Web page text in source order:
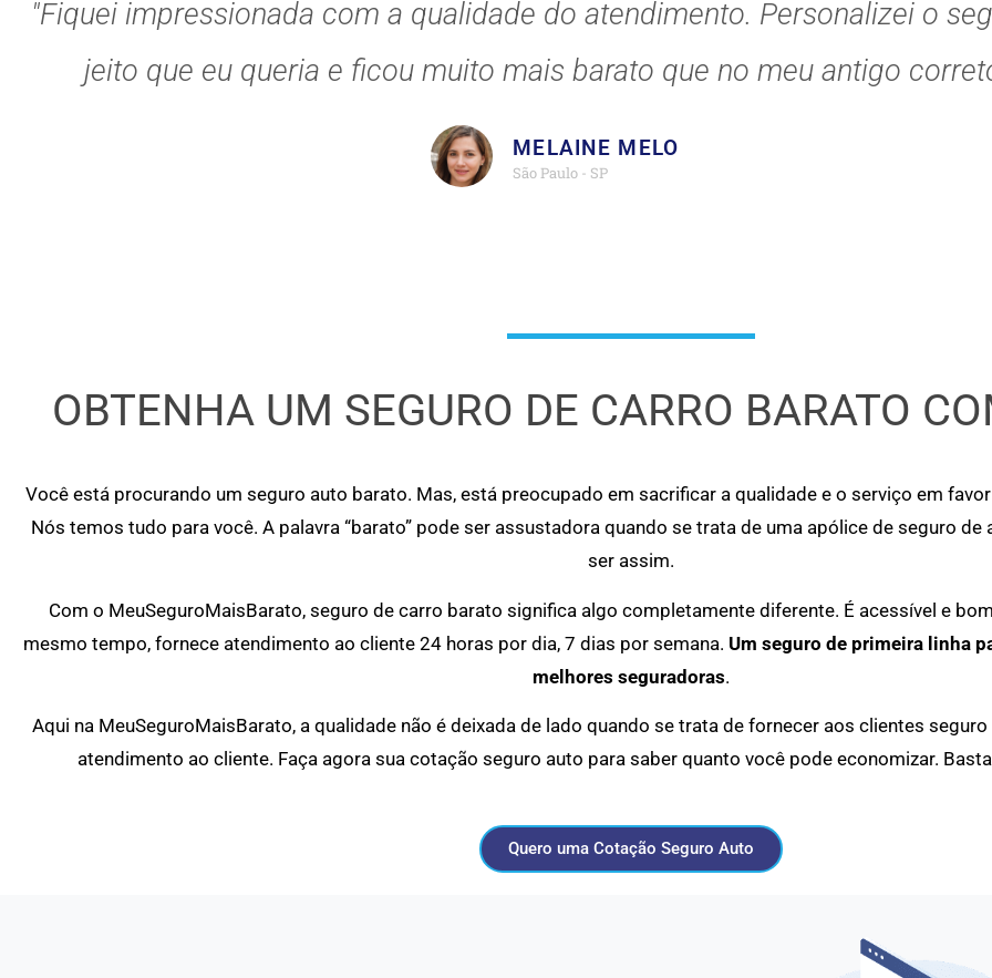
"Fiquei impressionada com a qualidade do atendimento. Personalizei o
jeito que eu queria e ficou muito mais barato que no meu antigo
MELAINE MELO
São Paulo - SP
OBTENHA UM SEGURO DE CARRO BARATO
Você está procurando um seguro auto barato. Mas, está preocupado em sacrificar a qualidade e o serviço em
Nós temos tudo para você. A palavra “barato” pode ser assustadora quando se trata de uma apólice de seguro
ser assim.
Com o MeuSeguroMaisBarato, seguro de carro barato significa algo completamente diferente. É acessível e
mesmo tempo, fornece atendimento ao cliente 24 horas por dia, 7 dias por semana. Um seguro de primeira linha
melhores seguradoras.
Aqui na MeuSeguroMaisBarato, a qualidade não é deixada de lado quando se trata de fornecer aos clientes
atendimento ao cliente. Faça agora sua cotação seguro auto para saber quanto você pode economizar.
Quero uma Cotação Seguro Auto